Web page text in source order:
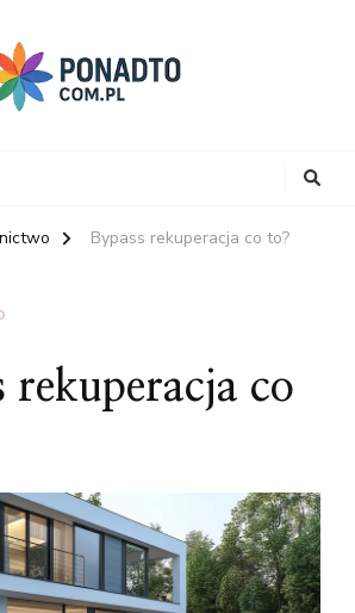
Bypass rekuperacja co to?
rekuperacja co